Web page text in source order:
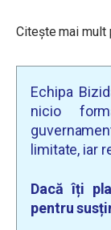
Citește mai mult
Echipa
nicio
limitate, iar
Dacă îți
pentru